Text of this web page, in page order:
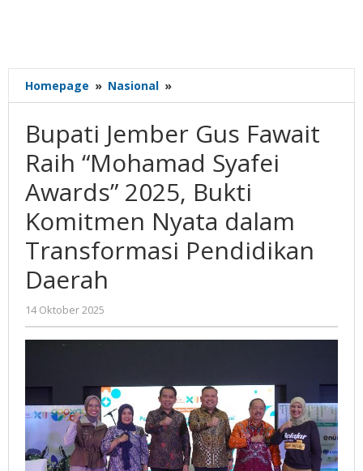
Homepage » Nasional »
Jember
Fawait
“Mohamad
Syafei
Awards”
2025,
Bukti
Komitmen
Pendidikan
Daerah
Bupati Jember Gus Fawait
Raih “Mohamad Syafei
Awards” 2025, Bukti
Komitmen Nyata dalam
Transformasi Pendidikan
Daerah
14 Oktober 2025
Gatot
Susanto